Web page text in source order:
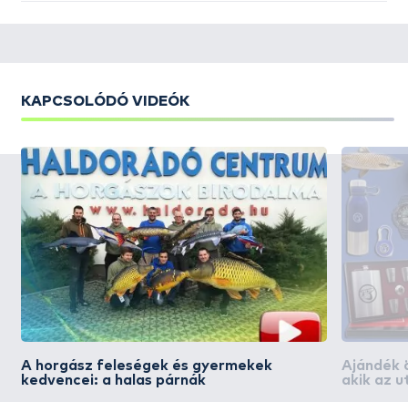
KAPCSOLÓDÓ VIDEÓK
A horgász feleségek és gyermekek
kedvencei: a halas párnák
Ajándék
akik az